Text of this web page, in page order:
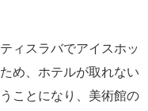
ィスラバでアイスホッ
め、ホテルが取れない
ことになり、美術館の